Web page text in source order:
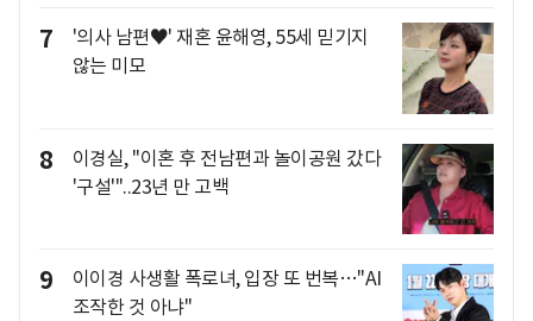
7
'의사 남편♥' 재혼 윤해영, 55세 믿기지
않는 미모
8
이경실, "이혼 후 전남편과 놀이공원 갔다
'구설'"..23년 만 고백
9
이이경 사생활 폭로녀, 입장 또 번복…"AI
조작한 것 아냐"